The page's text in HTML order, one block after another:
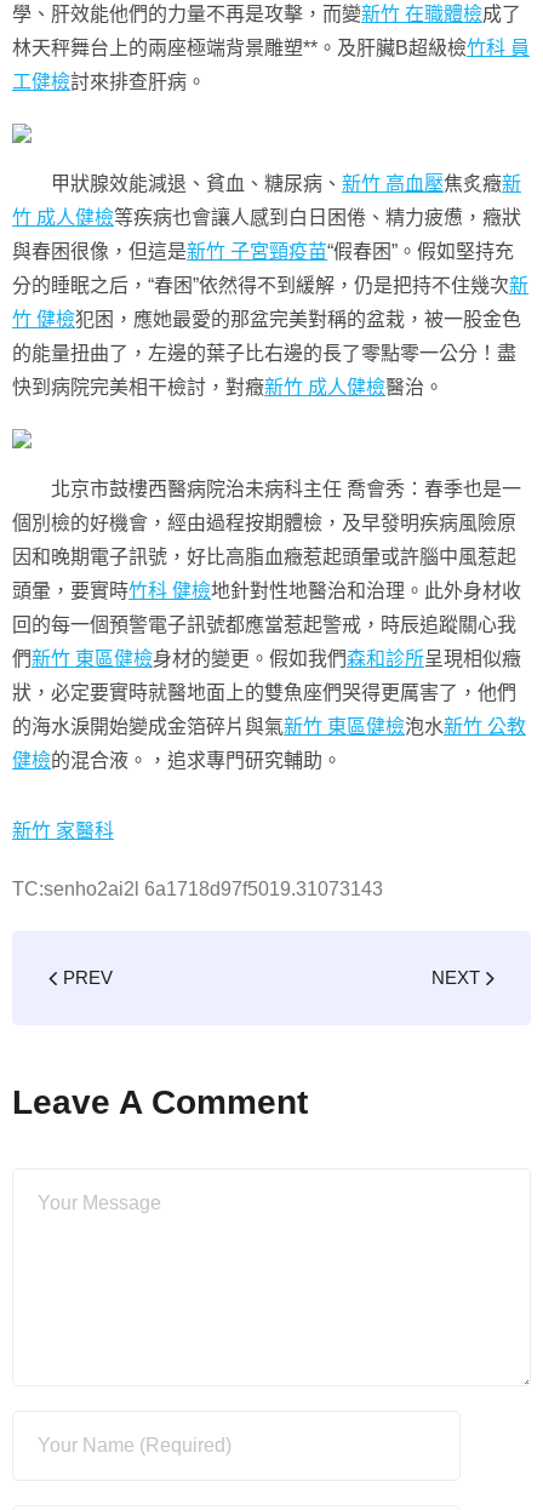
學、肝效能他們的力量不再是攻擊，而變新竹 在職體檢成了
林天秤舞台上的兩座極端背景雕塑**。及肝臟B超級檢竹科 員
工健檢討來排查肝病。
甲狀腺效能減退、貧血、糖尿病、 新竹 高血壓焦炙癥新
竹 成人健檢等疾病也會讓人感到白日困倦、精力疲憊，癥狀
與春困很像，但這是新竹 子宮頸疫苗“假春困”。假如堅持充
分的睡眠之后，“春困”依然得不到緩解，仍是把持不住幾次新
竹 健檢犯困，應她最愛的那盆完美對稱的盆栽，被一股金色
的能量扭曲了，左邊的葉子比右邊的長了零點零一公分！盡
快到病院完美相干檢討，對癥新竹 成人健檢醫治。
北京市鼓樓西醫病院治未病科主任 喬會秀：春季也是一
個別檢的好機會，經由過程按期體檢，及早發明疾病風險原
因和晚期電子訊號，好比高脂血癥惹起頭暈或許腦中風惹起
頭暈，要實時竹科 健檢地針對性地醫治和治理。此外身材收
回的每一個預警電子訊號都應當惹起警戒，時辰追蹤關心我
們新竹 東區健檢身材的變更。假如我們森和診所呈現相似癥
狀，必定要實時就醫地面上的雙魚座們哭得更厲害了，他們
的海水淚開始變成金箔碎片與氣新竹 東區健檢泡水新竹 公教
健檢的混合液。，追求專門研究輔助。
新竹 家醫科
TC:senho2ai2l 6a1718d97f5019.31073143
PREV NEXT
Leave A Comment